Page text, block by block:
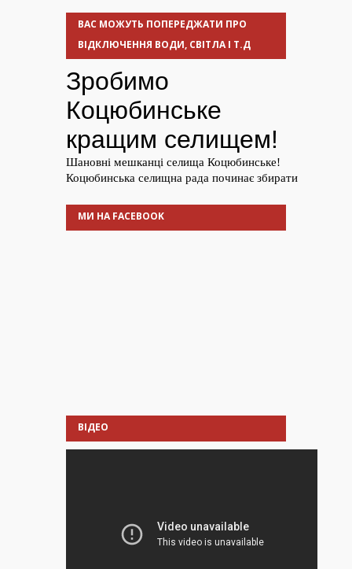
ВАС МОЖУТЬ ПОПЕРЕДЖАТИ ПРО
ВІДКЛЮЧЕННЯ ВОДИ, СВІТЛА І Т.Д
МИ НА FACEBOOK
ВІДЕО